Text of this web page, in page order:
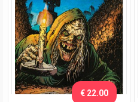
€ 22.00